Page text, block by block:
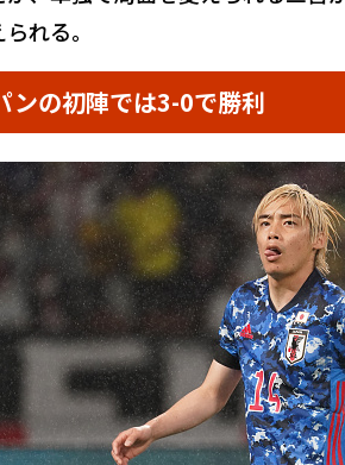
れる。
ンの初陣では3-0で勝利